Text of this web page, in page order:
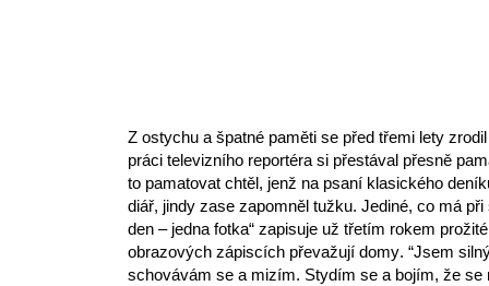
Z ostychu a špatné paměti se před třemi lety
práci televizního reportéra si přestával přesně
to pamatovat chtěl, jenž na psaní klasického
diář, jindy zase zapomněl tužku. Jediné, co má
den – jedna fotka“ zapisuje už třetím rokem
obrazových zápiscích převažují domy. “Jsem
schovávám se a mizím. Stydím se a bojím, že se